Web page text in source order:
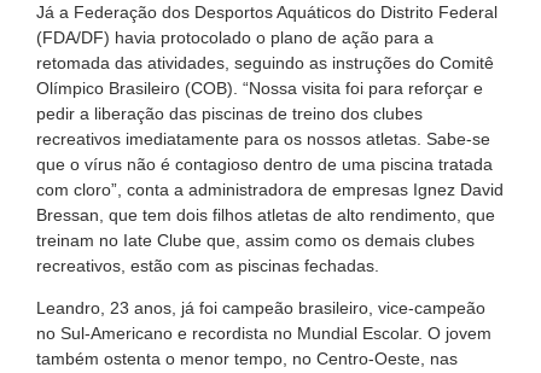
Já a Federação dos Desportos Aquáticos do Distrito Federal
(FDA/DF) havia protocolado o plano de ação para a
retomada das atividades, seguindo as instruções do Comitê
Olímpico Brasileiro (COB). “Nossa visita foi para reforçar e
pedir a liberação das piscinas de treino dos clubes
recreativos imediatamente para os nossos atletas. Sabe-se
que o vírus não é contagioso dentro de uma piscina tratada
com cloro”, conta a administradora de empresas Ignez David
Bressan, que tem dois filhos atletas de alto rendimento, que
treinam no Iate Clube que, assim como os demais clubes
recreativos, estão com as piscinas fechadas.
Leandro, 23 anos, já foi campeão brasileiro, vice-campeão
no Sul-Americano e recordista no Mundial Escolar. O jovem
também ostenta o menor tempo, no Centro-Oeste, nas